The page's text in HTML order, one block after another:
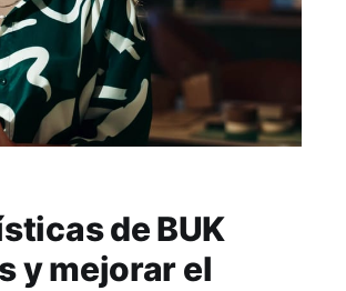
de BUK
y mejorar el